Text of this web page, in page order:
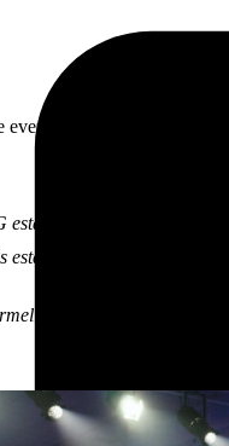
evento marcou o
está fazendo, com a
estamos fazendo isso
Filho, CEO da